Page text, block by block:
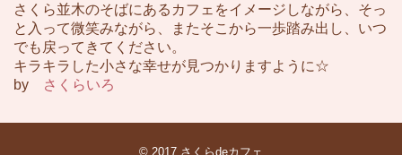
さくら並木のそばにあるカフェをイメージしながら、そっ
と入って微笑みながら、またそこから一歩踏み出し、いつ
でも戻ってきてください。
キラキラした小さな幸せが見つかりますように☆
by
さくらいろ
© 2017 さくらdeカフェ